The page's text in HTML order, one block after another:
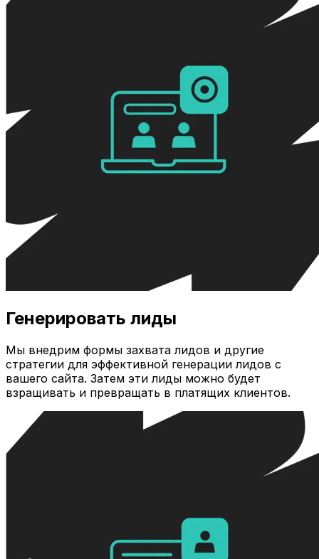
Генерировать лиды
Мы внедрим формы захвата лидов и другие
стратегии для эффективной генерации лидов с
вашего сайта. Затем эти лиды можно будет
взращивать и превращать в платящих клиентов.